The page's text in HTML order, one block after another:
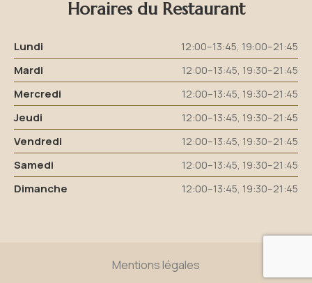
Horaires du Restaurant
Lundi 12:00–13:45, 19:00–21:45
Mardi 12:00–13:45, 19:30–21:45
Mercredi 12:00–13:45, 19:30–21:45
Jeudi 12:00–13:45, 19:30–21:45
Vendredi 12:00–13:45, 19:30–21:45
Samedi 12:00–13:45, 19:30–21:45
Dimanche 12:00–13:45, 19:30–21:45
Mentions légales